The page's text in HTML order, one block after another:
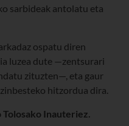
sarbideak antolatu eta
ospatu diren
luzea dute —zentsurari
zituzten—, eta gaur
hitzordua dira.
Tolosako Inauteriez.